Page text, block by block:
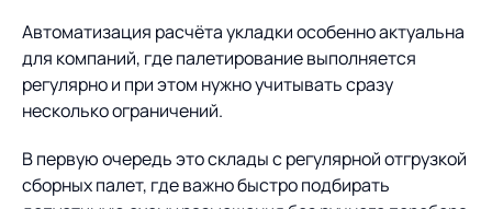
Автоматизация расчёта укладки особенно актуальна
для компаний, где палетирование выполняется
регулярно и при этом нужно учитывать сразу
несколько ограничений.
В первую очередь это склады с регулярной отгрузкой
сборных палет, где важно быстро подбирать